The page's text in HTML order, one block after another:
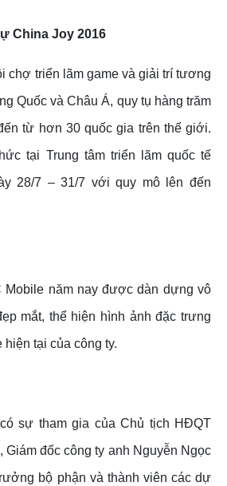
China Joy 2016
chợ triển lãm game và giải trí tương
Quốc và Châu Á, quy tụ hàng trăm
từ hơn 30 quốc gia trên thế giới.
tại Trung tâm triển lãm quốc tế
28/7 – 31/7 với quy mô lên đến
Mobile năm nay được dàn dựng vô
mắt, thể hiện hình ảnh đặc trưng
hiện tại của công ty.
sự tham gia của Chủ tịch HĐQT
đốc công ty anh Nguyễn Ngọc
bộ phận và thành viên các dự